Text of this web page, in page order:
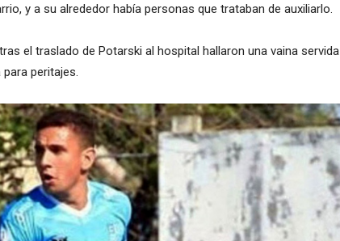
y a su alrededor había personas que trataban de auxiliarlo.
el traslado de Potarski al hospital hallaron una vaina servida
peritajes.